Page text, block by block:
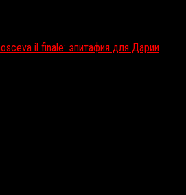
il finale: эпитафия для Дарии